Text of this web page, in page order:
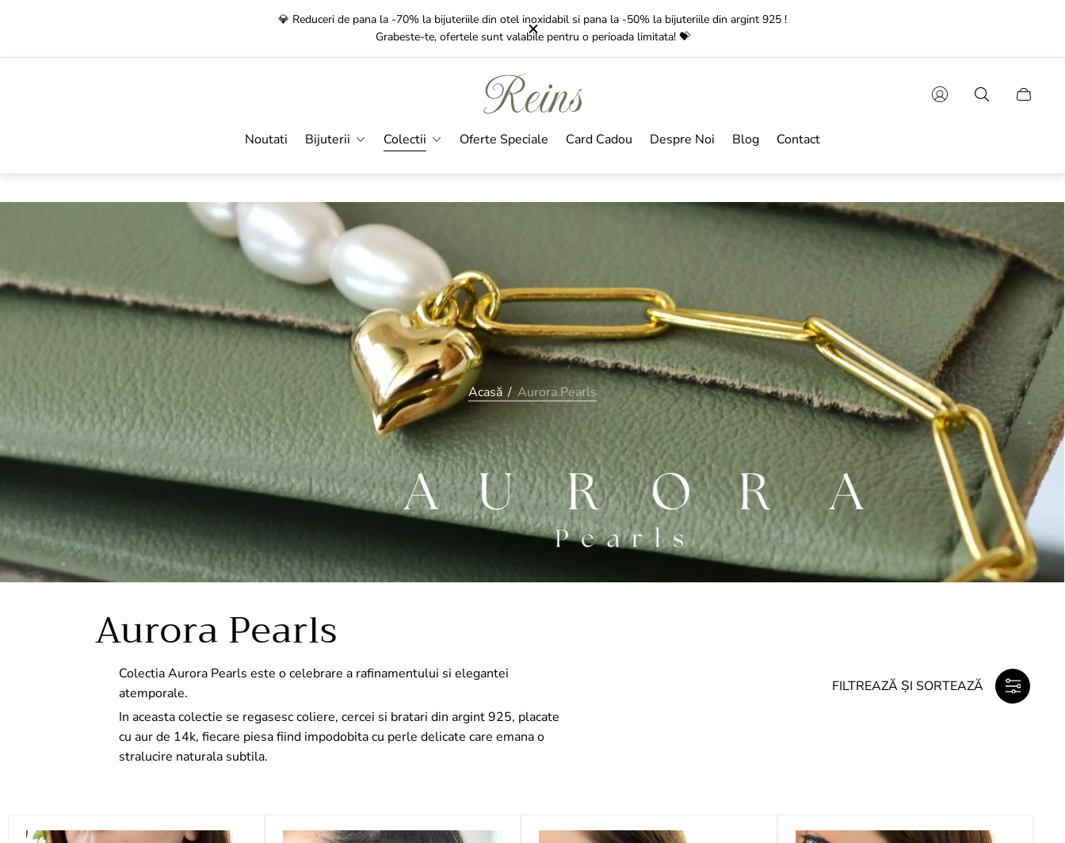
🚚Transport Gratuitpentru comenzile de peste 350 Lei!Livrarea dureaza intre 1-3 zile lucratoare!🚚
Sigla
magazinului"
Sertarul
Noutati
Bijuterii Colectii Oferte Speciale Card Cadou Despre Noi Blog Contact
Acasă / Aurora Pearls
Aurora Pearls
Colectia Aurora Pearls este o celebrare a rafinamentului si elegantei
atemporale.
In aceasta colectie se regasesc coliere, cercei si bratari din argint 925, placate
cu aur de 14k, fiecare piesa fiind impodobita cu perle delicate care emana o
stralucire naturala subtila.
FILTREAZĂ ȘI SORTEAZĂ